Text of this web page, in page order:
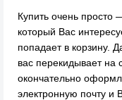
Купить очень просто
который Вас
попадает в корзину.
вас перекидывает на
окончательно
электронную почту и